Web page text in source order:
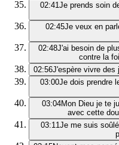
02:41Je prends soin
02:45Je veux en
02:48J'ai besoin de
contre la
02:56J'espère vivre des
03:00Je dois prendre
03:04Mon Dieu je te
avec cette
03:11Je me suis